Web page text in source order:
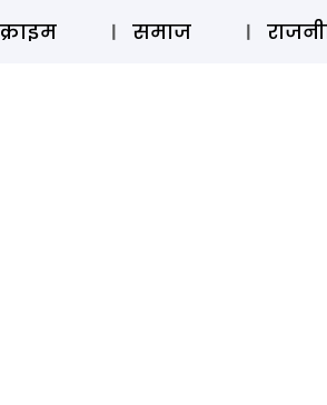
ऑडियो स्टोरी लॉग इन ⚲
क्राइम समाज